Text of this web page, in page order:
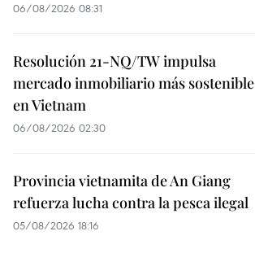
06/08/2026 08:31
Resolución 21-NQ/TW impulsa
mercado inmobiliario más sostenible
en Vietnam
06/08/2026 02:30
Provincia vietnamita de An Giang
refuerza lucha contra la pesca ilegal
05/08/2026 18:16